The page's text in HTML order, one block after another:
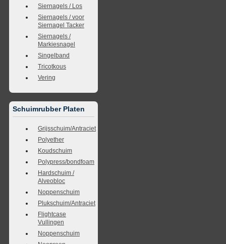
Siernagels / Los
Siernagels / voor
Siernagel Tacker
Siernagels /
Markiesnagel
Singelband
Tricotkous
Vering
Schuimrubber Platen
Grijsschuim/Antraciet
Polyether
Koudschuim
Polypress/bondfoam
Hardschuim /
Alveobloc
Noppenschuim
Plukschuim/Antraciet
Flightcase
Vullingen
Noppenschuim